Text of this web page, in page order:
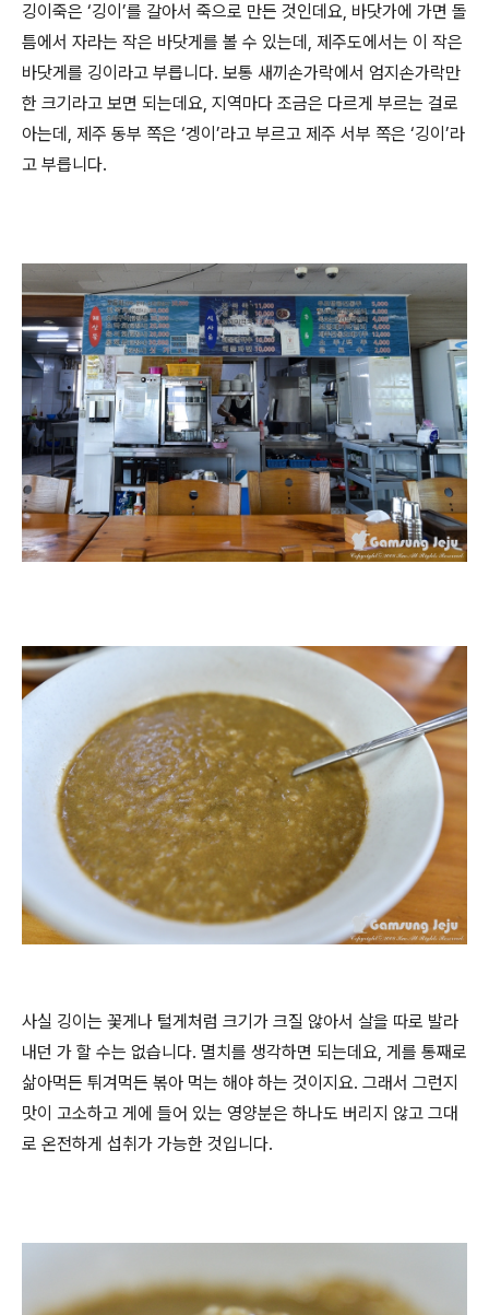
깅이죽은 ‘깅이’를 갈아서 죽으로 만든 것인데요, 바닷가에 가면 돌
틈에서 자라는 작은 바닷게를 볼 수 있는데, 제주도에서는 이 작은
바닷게를 깅이라고 부릅니다. 보통 새끼손가락에서 엄지손가락만
한 크기라고 보면 되는데요, 지역마다 조금은 다르게 부르는 걸로
아는데, 제주 동부 쪽은 ‘겡이’라고 부르고 제주 서부 쪽은 ‘깅이’라
고 부릅니다.
사실 깅이는 꽃게나 털게처럼 크기가 크질 않아서 살을 따로 발라
내던 가 할 수는 없습니다. 멸치를 생각하면 되는데요, 게를 통째로
삶아먹든 튀겨먹든 볶아 먹는 해야 하는 것이지요. 그래서 그런지
맛이 고소하고 게에 들어 있는 영양분은 하나도 버리지 않고 그대
로 온전하게 섭취가 가능한 것입니다.